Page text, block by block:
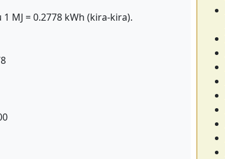
MJ = 0.2778 kWh (kira-kira).